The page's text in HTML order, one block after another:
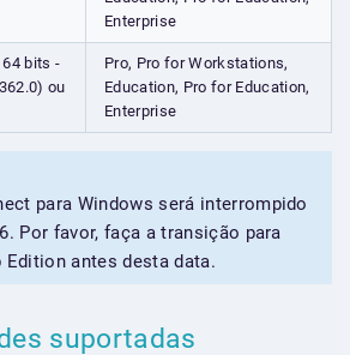
Enterprise
bits -
ou
Pro, Pro for Workstations,
Education, Pro for Education,
Enterprise
para Windows será interrompido
Por favor, faça a transição para
Edition antes desta data.
suportadas